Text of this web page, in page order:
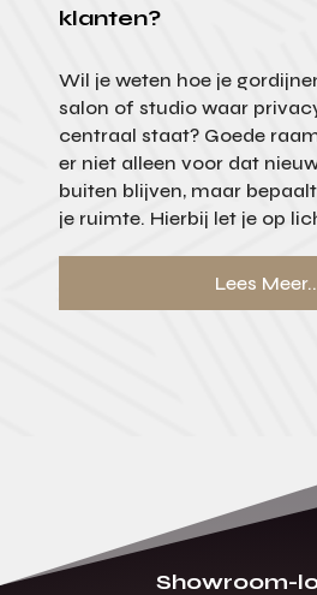
klanten?
Wil je weten hoe je
salon of studio waar
centraal staat? Goede
er niet alleen voor dat
buiten blijven, maar
je ruimte. Hierbij let je op
Lees
Showroom-